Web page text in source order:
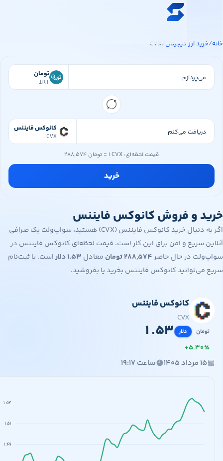
محتوای اصلی
خرید ارز دیجیتال
قیمت ارز دیجیتال
سواپ‌مگ
ارز دیجیتال/
CVX
و فروش کانوکس فایننس
اگر به دنبال خرید کانوکس فایننس (CVX) هستید، سواپ‌ولت یک صرافی
سریع و امن برای این کار است. قیمت لحظه‌ای کانوکس فایننس در
در حال حاضر ۲۸۸,۵۷۴تومانمعادل۱.۵۳دلاراست. با ثبت‌نام
کانوکس فایننس بخرید یا بفروشید.
تومان
IRT
کانوکس فایننس
CVX
قیمت لحظه‌ای:۱ CVX=۲۸۸,۵۷۴ تومان
کانوکس فایننس
CVX
دلار ۱.۵۳
+۵
ساعت ۱۹:۱۷